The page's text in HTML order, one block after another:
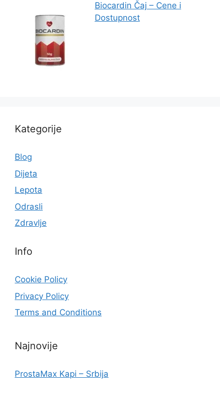
Biocardin Čaj – Cene i
Dostupnost
Kategorije
Blog
Dijeta
Lepota
Odrasli
Zdravlje
Info
Cookie Policy
Privacy Policy
Terms and Conditions
Najnovije
ProstaMax Kapi – Srbija